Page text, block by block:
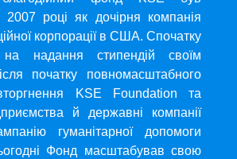
році як дочірня компанія
корпорації в США. Спочатку
надання стипендій своїм
початку повномасштабного
KSE Foundation та
й державні компанії
гуманітарної допомоги
Фонд масштабував свою